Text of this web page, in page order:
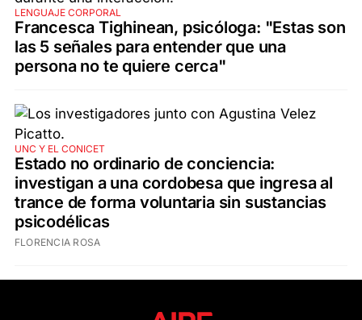
LENGUAJE CORPORAL
Francesca Tighinean, psicóloga: "Estas son
las 5 señales para entender que una
persona no te quiere cerca"
UNC Y EL CONICET
Estado no ordinario de conciencia:
investigan a una cordobesa que ingresa al
trance de forma voluntaria sin sustancias
psicodélicas
FLORENCIA ROSA